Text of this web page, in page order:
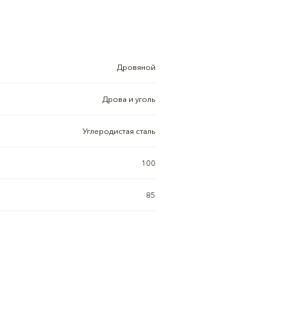
Дровяной
Дрова и уголь
Углеродистая сталь
100
85